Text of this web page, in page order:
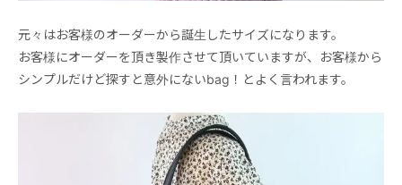
元々はお客様のオーダーから誕生したサイズになります。
お客様にオーダーを頂き製作させて頂いていますが、お客様から
シンプルだけど探すと意外にないbag！とよく言われます。